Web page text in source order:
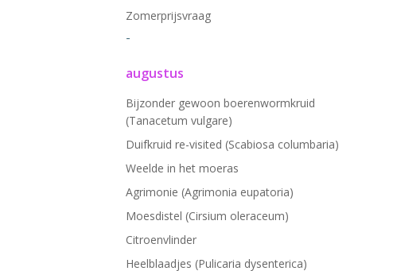
Zomerprijsvraag
-
augustus
Bijzonder gewoon boerenwormkruid
(Tanacetum vulgare)
Duifkruid re-visited (Scabiosa columbaria)
Weelde in het moeras
Agrimonie (Agrimonia eupatoria)
Moesdistel (Cirsium oleraceum)
Citroenvlinder
Heelblaadjes (Pulicaria dysenterica)